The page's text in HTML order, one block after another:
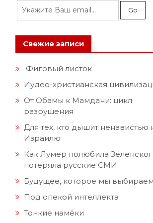
Свежие записи
Фиговый листок
Иудео-христианская
От Обамы к Мамдани: цикл
разрушения
Для тех, кто дышит ненавистью
Израилю
Как Лумер полюбила
потеряла русские СМИ
Будущее, которое мы выбираем
Под опекой интеллекта
Тонкие намёки